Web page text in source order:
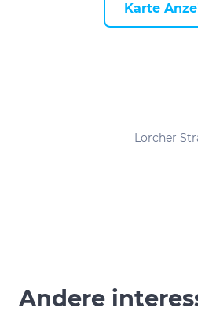
Karte
Lorcher
Andere